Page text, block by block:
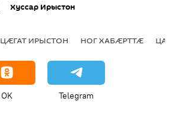
Хуссар Ирыстон
ЦӔГАТ ИРЫСТОН НОГ ХАБӔРТТӔ
OK Telegram